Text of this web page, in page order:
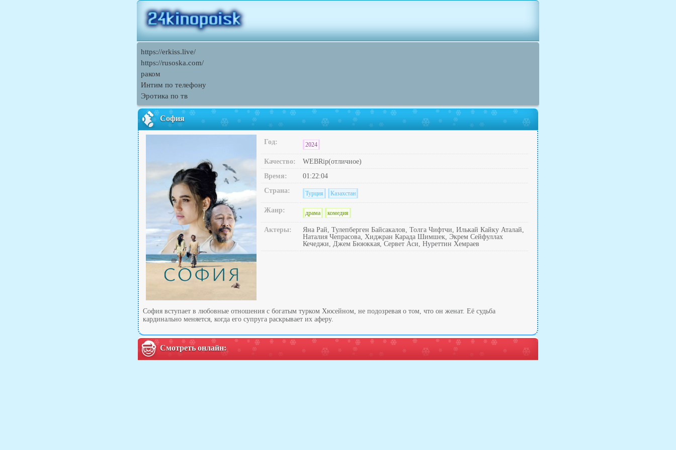
https://erkiss.live/
https://rusoska.com/
раком
Интим по телефону
Эротика по тв
София
Год: 2024
Качество:
WEBRip(отличное)
Время:
01:22:04
Страна:
Турция Казахстан
Жанр: драма комедия
Актеры:
Яна Рай, Тулепберген Байсакалов, Толга Чифтчи, Илькай Кайку Аталай,
Наталия Чепрасова, Хиджран Карада Шимшек, Экрем Сейфуллах
Кечеджи, Джем Бююккая, Сервет Аси, Нуреттин Хемраев
София вступает в любовные отношения с богатым турком Хюсейном, не подозревая о том, что он женат. Её судьба
кардинально меняется, когда его супруга раскрывает их аферу.
Смотреть онлайн: